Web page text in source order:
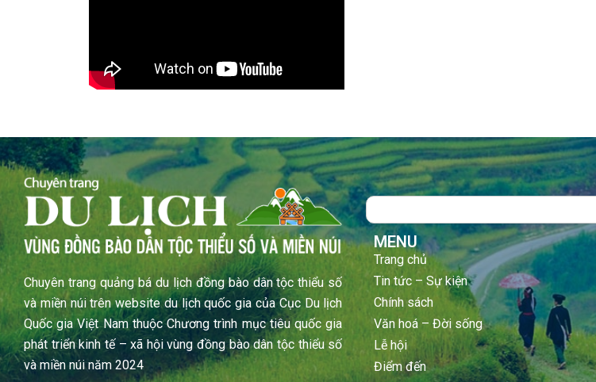
Chuyên trang quảng bá du lịch đồng bào dân tộc thiểu số
và miền núi trên website du lịch quốc gia của Cục Du lịch
Quốc gia Việt Nam thuộc Chương trình mục tiêu quốc gia
phát triển kinh tế – xã hội vùng đồng bào dân tộc thiểu số
và miền núi năm 2024
Search
MENU
Trang chủ
Tin tức – Sự kiện
Chính sách
Văn hoá – Đời sống
Lễ hội
Điểm đến